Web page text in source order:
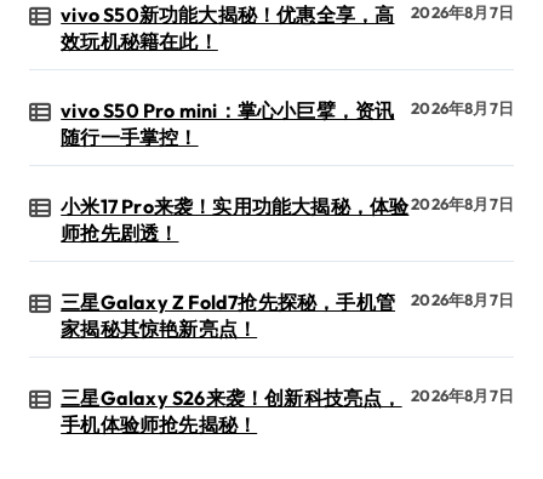
vivo S50新功能大揭秘！优惠全享，高
效玩机秘籍在此！
2026年8月7日
vivo S50 Pro mini：掌心小巨擘，资讯
随行一手掌控！
2026年8月7日
小米17 Pro来袭！实用功能大揭秘，体验
师抢先剧透！
2026年8月7日
三星Galaxy Z Fold7抢先探秘，手机管
家揭秘其惊艳新亮点！
2026年8月7日
三星Galaxy S26来袭！创新科技亮点，
手机体验师抢先揭秘！
2026年8月7日